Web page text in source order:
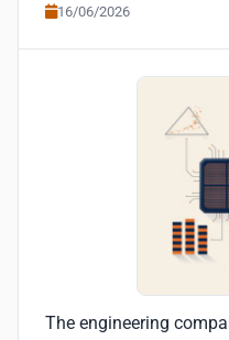
16/06/2026
The engineering